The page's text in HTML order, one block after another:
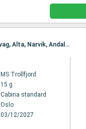
Itinerario : Oslo, Stavanger, Alesund, Rorvik, Svolvaer, Stokmarknes, Tromso, Honningsvag, Alta, Narvik, Andalsnes, Bergen, Kristiansand, Oslo
MS Trollfjord
15 g
Cabina standard
Oslo
03/12/2027